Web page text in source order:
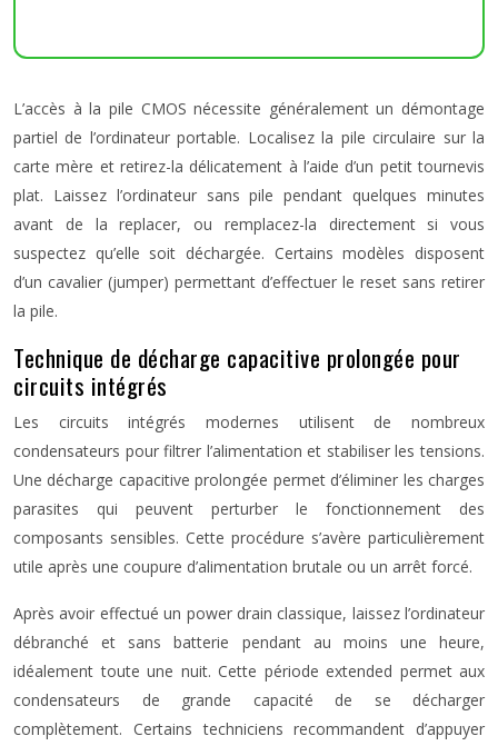
L’accès à la pile CMOS nécessite généralement un démontage
partiel de l’ordinateur portable. Localisez la pile circulaire sur la
carte mère et retirez-la délicatement à l’aide d’un petit tournevis
plat. Laissez l’ordinateur sans pile pendant quelques minutes
avant de la replacer, ou remplacez-la directement si vous
suspectez qu’elle soit déchargée. Certains modèles disposent
d’un cavalier (jumper) permettant d’effectuer le reset sans retirer
la pile.
Technique de décharge capacitive prolongée pour
circuits intégrés
Les circuits intégrés modernes utilisent de nombreux
condensateurs pour filtrer l’alimentation et stabiliser les tensions.
Une décharge capacitive prolongée permet d’éliminer les charges
parasites qui peuvent perturber le fonctionnement des
composants sensibles. Cette procédure s’avère particulièrement
utile après une coupure d’alimentation brutale ou un arrêt forcé.
Après avoir effectué un power drain classique, laissez l’ordinateur
débranché et sans batterie pendant au moins une heure,
idéalement toute une nuit. Cette période extended permet aux
condensateurs de grande capacité de se décharger
complètement. Certains techniciens recommandent d’appuyer